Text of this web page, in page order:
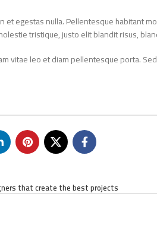
et egestas nulla. Pellentesque habitant
molestie tristique, justo elit blandit risus,
vitae leo et diam pellentesque porta.
that create the best projects